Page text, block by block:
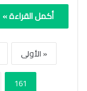
أكمل القراءة »
« الأولى
161